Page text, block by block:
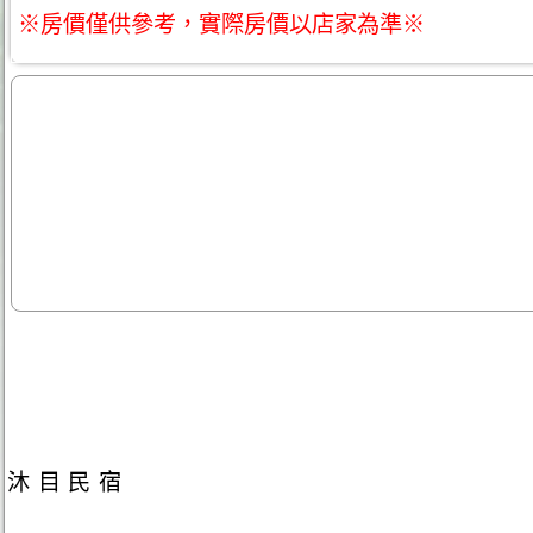
※房價僅供參考，實際房價以店家為準※
沐目民宿